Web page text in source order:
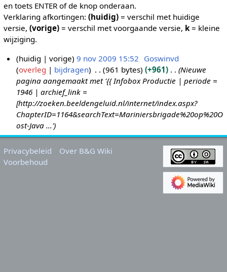
en toets ENTER of de knop onderaan.
Verklaring afkortingen: (huidig)= verschil met huidige
versie, (vorige)= verschil met voorgaande versie, k= kleine
wijziging.
0
9
huidig vorige 9 nov 2009 15:52 Goswinvd
overleg
bijdragen 961 bytes +961
Nieuwe
pagina aangemaakt met '{{ Infobox Productie | periode =
1946 | archief_link =
[http://zoeken.beeldengeluid.nl/internet/index.aspx?
ChapterID=1164&searchText=Mariniersbrigade%20op%20O
ost-Java ...'
Privacybeleid
Over B&G Wiki
Voorbehoud